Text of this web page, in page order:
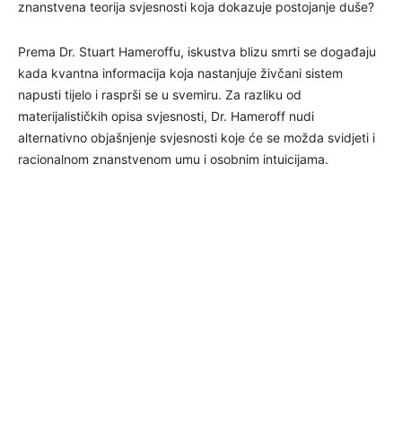
znanstvena teorija svjesnosti koja dokazuje postojanje duše?
Prema Dr. Stuart Hameroffu, iskustva blizu smrti se događaju
kada kvantna informacija koja nastanjuje živčani sistem
napusti tijelo i rasprši se u svemiru. Za razliku od
materijalističkih opisa svjesnosti, Dr. Hameroff nudi
alternativno objašnjenje svjesnosti koje će se možda svidjeti i
racionalnom znanstvenom umu i osobnim intuicijama.